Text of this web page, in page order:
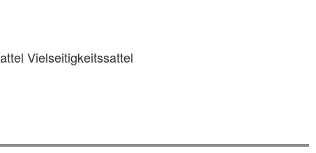
Vielseitigkeitssattel